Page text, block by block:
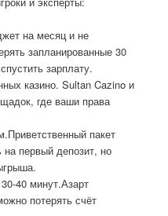
на месяц и не
запланированные 30
зарплату.
казино. Sultan Cazino и
где ваши права
пакет
первый депозит, но
40 минут.Азарт
потерять счёт